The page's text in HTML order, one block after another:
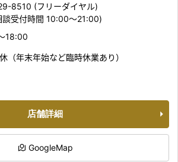
8510 (フリーダイヤル)
談受付時間 10:00〜21:00)
18:00
（年末年始など臨時休業あり）
店舗詳細
GoogleMap